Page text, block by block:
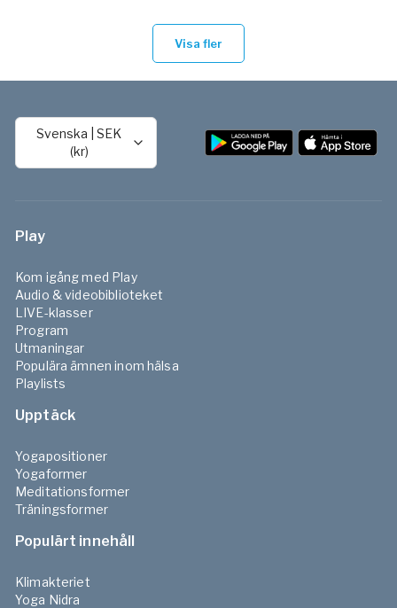
Visa fler
Svenska |SEK
(kr)
Play
Kom igång med Play
Audio & videobiblioteket
LIVE-klasser
Program
Utmaningar
Populära ämnen inom hälsa
Playlists
Upptäck
Yogapositioner
Yogaformer
Meditationsformer
Träningsformer
Populärt innehåll
Klimakteriet
Yoga Nidra